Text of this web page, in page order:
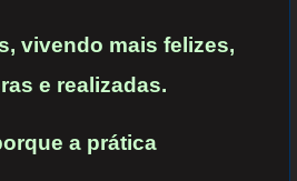
vivendo mais felizes,
e realizadas.
a prática